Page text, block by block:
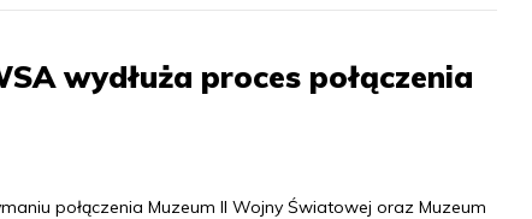
wydłuża proces połączenia
połączenia Muzeum II Wojny Światowej oraz Muzeum